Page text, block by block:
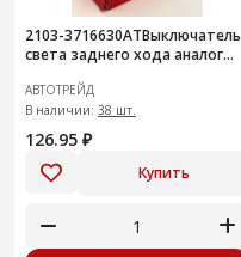
2103-3716630АТВыключатель
света заднего хода аналог
АВТОТРЕЙД
В наличии: 38 шт.
126.95 ₽
Купить